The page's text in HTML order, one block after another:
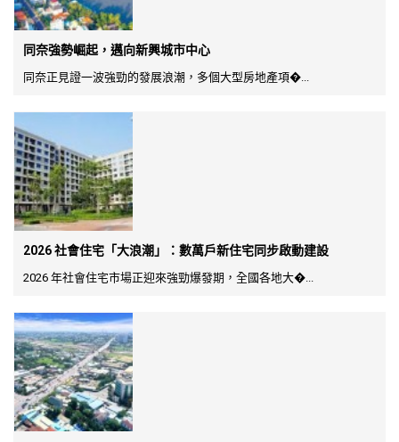
同奈強勢崛起，邁向新興城市中心
同奈正見證一波強勁的發展浪潮，多個大型房地產項�...
2026 社會住宅「大浪潮」：數萬戶新住宅同步啟動建設
2026 年社會住宅市場正迎來強勁爆發期，全國各地大�...